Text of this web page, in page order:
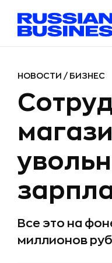
НОВОСТИ / БИЗНЕС
Все это на
миллионов